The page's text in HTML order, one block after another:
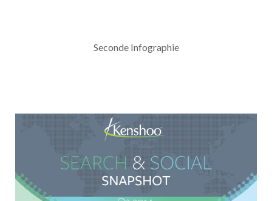
Seconde Infographie